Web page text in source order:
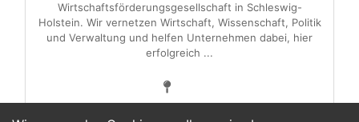
Wirtschaftsförderungsgesellschaft in Schleswig-
Holstein. Wir vernetzen Wirtschaft, Wissenschaft, Politik
und Verwaltung und helfen Unternehmen dabei, hier
erfolgreich ...